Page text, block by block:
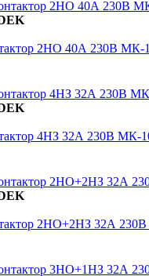
2НО 40А 230В МК-
4НЗ 32А 230В МК-
2НО+2НЗ 32А